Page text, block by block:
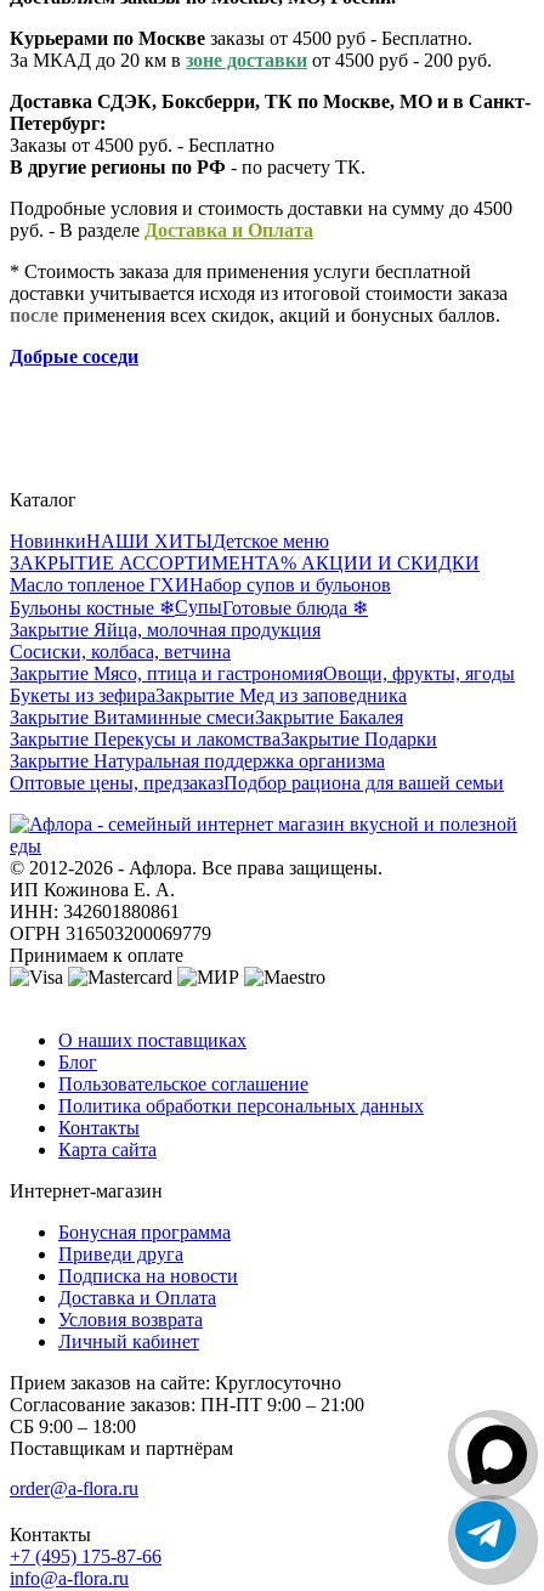
Курьерами по Москве заказы от 4500 руб - Бесплатно.
За МКАД до 20 км в зоне доставки от 4500 руб - 200 руб.
Доставка СДЭК, Боксберри, ТК по Москве, МО и в Санкт-
Петербург:
Заказы от 4500 руб. - Бесплатно
В другие регионы по РФ - по расчету ТК.
Подробные условия и стоимость доставки на сумму до 4500
руб. - В разделе Доставка и Оплата
* Стоимость заказа для применения услуги бесплатной
доставки учитывается исходя из итоговой стоимости заказа
после применения всех скидок, акций и бонусных баллов.
Добрые соседи
Каталог
НовинкиНАШИ ХИТЫДетское меню
ЗАКРЫТИЕ АССОРТИМЕНТА% АКЦИИ И СКИДКИ
Масло топленое ГХИНабор супов и бульонов
Бульоны костные ❄СупыГотовые блюда ❄
Закрытие Яйца, молочная продукция
Сосиски, колбаса, ветчина
Закрытие Мясо, птица и гастрономияОвощи, фрукты, ягоды
Букеты из зефираЗакрытие Мед из заповедника
Закрытие Витаминные смесиЗакрытие Бакалея
Закрытие Перекусы и лакомстваЗакрытие Подарки
Закрытие Натуральная поддержка организма
Оптовые цены, предзаказПодбор рациона для вашей семьи
© 2012-2026 - Афлора. Все права защищены.
ИП Кожинова Е. А.
ИНН: 342601880861
ОГРН 316503200069779
Принимаем к оплате
О наших поставщиках
Блог
Пользовательское соглашение
Политика обработки персональных данных
Контакты
Карта сайта
Интернет-магазин
Бонусная программа
Приведи друга
Подписка на новости
Доставка и Оплата
Условия возврата
Личный кабинет
Прием заказов на сайте: Круглосуточно
Согласование заказов: ПН-ПТ 9:00 – 21:00
СБ 9:00 – 18:00
Поставщикам и партнёрам
order@a-flora.ru
Контакты
+7 (495) 175-87-66
info@a-flora.ru